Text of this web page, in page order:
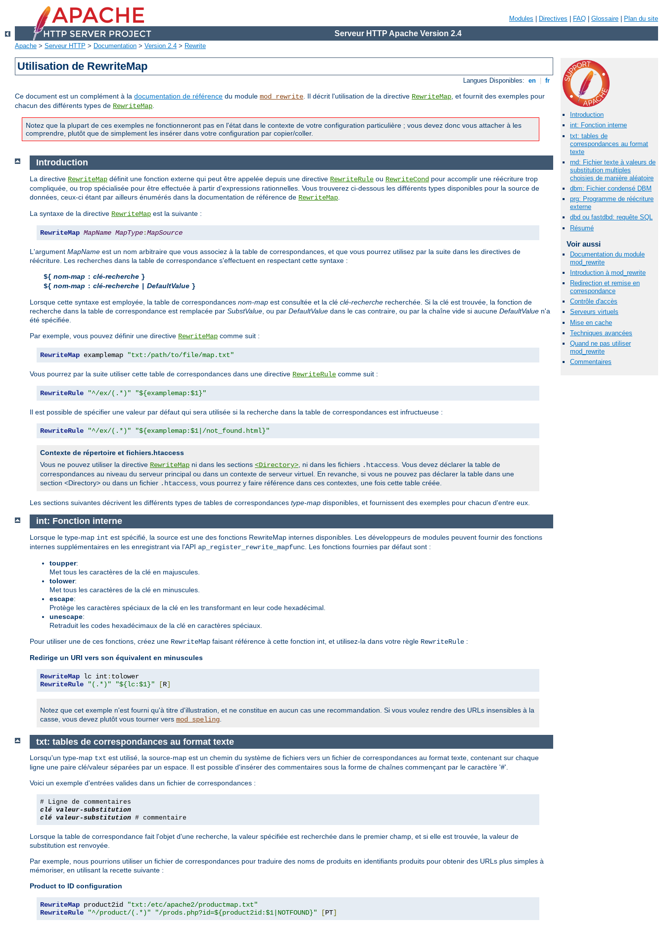
Modules Directives FAQ Glossaire Plan du site
Serveur HTTP Apache Version 2.4
Apache > Serveur HTTP > Documentation > Version 2.4 > Rewrite
Utilisation de RewriteMap
Langues Disponibles: en fr
Ce document est un complément à la documentation de référence du module mod_rewrite. Il décrit l'utilisation de la directive RewriteMap, et fournit des exemples pour
chacun des différents types de RewriteMap.
Notez que la plupart de ces exemples ne fonctionneront pas en l'état dans le contexte de votre configuration particulière ; vous devez donc vous attacher à les
comprendre, plutôt que de simplement les insérer dans votre configuration par copier/coller.
Introduction
int: Fonction interne
txt: tables de
correspondances au format
texte
rnd: Fichier texte à valeurs de
substitution multiples
choisies de manière aléatoire
dbm: Fichier condensé DBM
prg: Programme de réécriture
externe
dbd ou fastdbd: requête SQL
Résumé
Voir aussi
Documentation du module
mod_rewrite
Introduction à mod_rewrite
Redirection et remise en
correspondance
Contrôle d'accès
Serveurs virtuels
Mise en cache
Techniques avancées
Quand ne pas utiliser
mod_rewrite
Commentaires
Introduction
La directive RewriteMap définit une fonction externe qui peut être appelée depuis une directive RewriteRule ou RewriteCond pour accomplir une réécriture trop
compliquée, ou trop spécialisée pour être effectuée à partir d'expressions rationnelles. Vous trouverez ci-dessous les différents types disponibles pour la source de
données, ceux-ci étant par ailleurs énumérés dans la documentation de référence de RewriteMap
La syntaxe de la directive RewriteMap est la suivante :
RewriteMap MapName MapType:MapSource
L'argument MapName est un nom arbitraire que vous associez à la table de correspondances, et que vous pourrez utilisez par la suite dans les directives de
réécriture. Les recherches dans la table de correspondance s'effectuent en respectant cette syntaxe :
${ nom-map : clé-recherche }
${ nom-map : clé-recherche DefaultValue }
Lorsque cette syntaxe est employée, la table de correspondances nom-map est consultée et la clé clé-recherche recherchée. Si la clé est trouvée, la fonction de
recherche dans la table de correspondance est remplacée par SubstValue , ou par DefaultValue dans le cas contraire, ou par la chaîne vide si aucune DefaultValue n'a
été spécifiée.
Par exemple, vous pouvez définir une directive RewriteMap comme suit :
RewriteMap examplemap "txt:/path/to/file/map.txt"
Vous pourrez par la suite utiliser cette table de correspondances dans une directive RewriteRule comme suit :
RewriteRule "^/ex/(.*)" "${examplemap:$1}"
Il est possible de spécifier une valeur par défaut qui sera utilisée si la recherche dans la table de correspondances est infructueuse :
RewriteRule "^/ex/(.*)" "${examplemap:$1|/not_found.html}"
Contexte de répertoire et fichiers.htaccess
Vous ne pouvez utiliser la directive RewriteMap ni dans les sections <Directory> , ni dans les fichiers .htaccess . Vous devez déclarer la table de
correspondances au niveau du serveur principal ou dans un contexte de serveur virtuel. En revanche, si vous ne pouvez pas déclarer la table dans une
section <Directory> ou dans un fichier .htaccess , vous pourrez y faire référence dans ces contextes, une fois cette table créée.
Les sections suivantes décrivent les différents types de tables de correspondances type-map disponibles, et fournissent des exemples pour chacun d'entre eux.
int: Fonction interne
Lorsque le type-map int est spécifié, la source est une des fonctions RewriteMap internes disponibles. Les développeurs de modules peuvent fournir des fonctions
internes supplémentaires en les enregistrant via l'API ap_register_rewrite_mapfunc . Les fonctions fournies par défaut sont :
toupper:
Met tous les caractères de la clé en majuscules.
tolower:
Met tous les caractères de la clé en minuscules.
escape:
Protège les caractères spéciaux de la clé en les transformant en leur code hexadécimal.
unescape:
Retraduit les codes hexadécimaux de la clé en caractères spéciaux.
Pour utiliser une de ces fonctions, créez une RewriteMap faisant référence à cette fonction int, et utilisez-la dans votre règle RewriteRule :
Redirige un URI vers son équivalent en minuscules
RewriteMap lc int :
RewriteRule
"(.*)" "${lc:$1}" [R]
Notez que cet exemple n'est fourni qu'à titre d'illustration, et ne constitue en aucun cas une recommandation. Si vous voulez rendre des URLs insensibles à la
casse, vous devez plutôt vous tourner vers mod_speling
txt: tables de correspondances au format texte
Lorsqu'un type-map txt est utilisé, la source-map est un chemin du système de fichiers vers un fichier de correspondances au format texte, contenant sur chaque
ligne une paire clé/valeur séparées par un espace. Il est possible d'insérer des commentaires sous la forme de chaînes commençant par le caractère '#'.
Voici un exemple d'entrées valides dans un fichier de correspondances :
# Ligne de commentaires
clé valeur-substitution
clé valeur-substitution # commentaire
Lorsque la table de correspondance fait l'objet d'une recherche, la valeur spécifiée est recherchée dans le premier champ, et si elle est trouvée, la valeur de
substitution est renvoyée.
Par exemple, nous pourrions utiliser un fichier de correspondances pour traduire des noms de produits en identifiants produits pour obtenir des URLs plus simples à
mémoriser, en utilisant la recette suivante :
Product to ID configuration
RewriteMap product2id
"txt:/etc/apache2/productmap.txt"
RewriteRule
"^/product/(.*)" "/prods.php?id=${product2id:$1|NOTFOUND}" [PT]